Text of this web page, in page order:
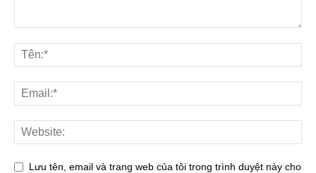
Lưu tên, email và trang web của tôi trong trình duyệt này cho